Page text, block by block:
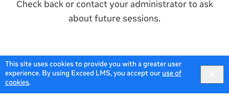
This site uses cookies to provide you with a greater user
experience. By using Exceed LMS, you accept our use of
cookies.
Check back or contact your administrator to ask
about future sessions.